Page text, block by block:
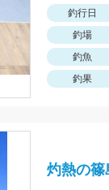
釣行日
釣場
釣魚
釣果
灼熱の篠